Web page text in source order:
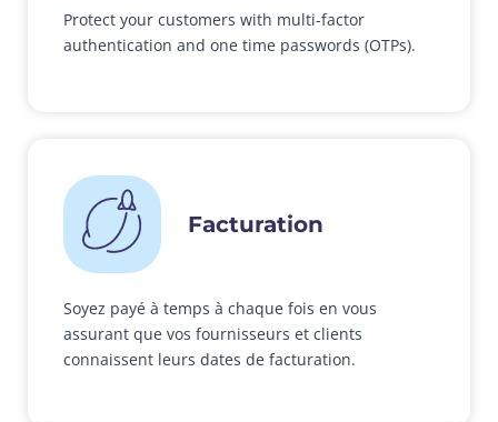
Protect your customers with multi-factor
authentication and one time passwords (OTPs).
Facturation
Soyez payé à temps à chaque fois en vous
assurant que vos fournisseurs et clients
connaissent leurs dates de facturation.